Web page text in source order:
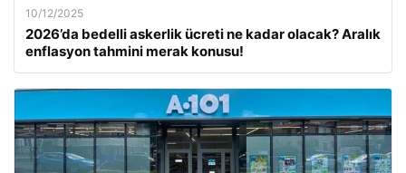
10/12/2025
2026’da bedelli askerlik ücreti ne kadar olacak? Aralık
enflasyon tahmini merak konusu!